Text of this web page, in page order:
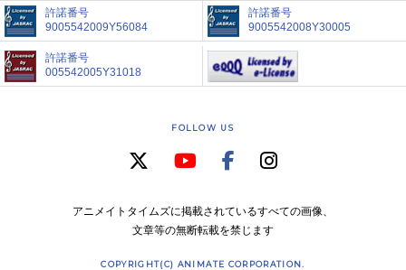
許諾番号
9005542009Y56084
許諾番号
9005542008Y30005
許諾番号
005542005Y31018
FOLLOW US
アニメイトタイムズに掲載されているすべての画像、
文章等の無断転載を禁じます
COPYRIGHT(C) ANIMATE CORPORATION.